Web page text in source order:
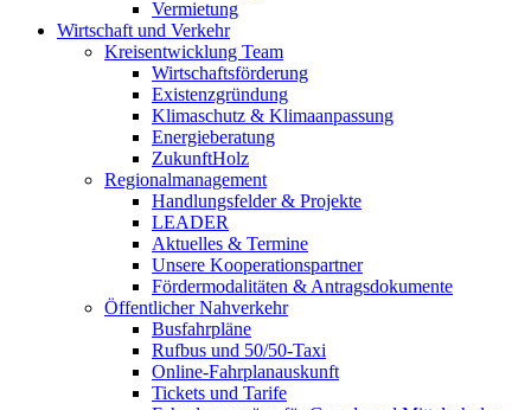
Vermietung
Wirtschaft und Verkehr
Kreisentwicklung Team
Wirtschaftsförderung
Existenzgründung
Klimaschutz & Klimaanpassung
Energieberatung
ZukunftHolz
Regionalmanagement
Handlungsfelder & Projekte
LEADER
Aktuelles & Termine
Unsere Kooperationspartner
Fördermodalitäten & Antragsdokumente
Öffentlicher Nahverkehr
Busfahrpläne
Rufbus und 50/50-Taxi
Online-Fahrplanauskunft
Tickets und Tarife